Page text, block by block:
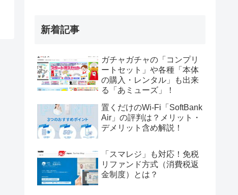
新着記事
ガチャガチャの「コンプリ
ートセット」や各種「本体
の購入・レンタル」も出来
る「あミューズ」！
置くだけのWi-Fi「SoftBank
Air」の評判は？メリット・
デメリット含め解説！
「スマレジ」も対応！免税
リファンド方式（消費税返
金制度）とは？